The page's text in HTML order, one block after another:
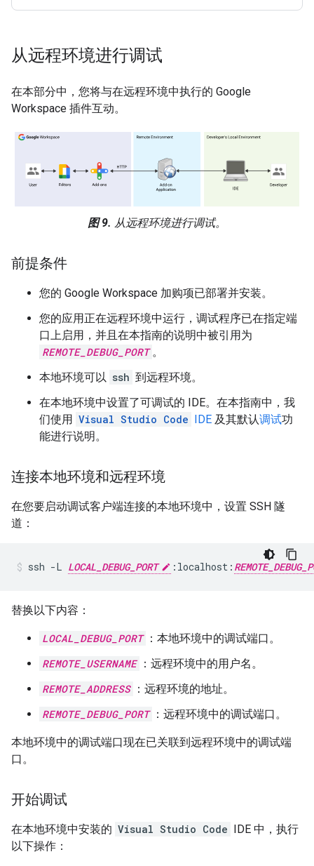
从远程环境进行调试
在本部分中，您将与在远程环境中执行的 Google
Workspace 插件互动。
图 9. 从远程环境进行调试。
前提条件
您的 Google Workspace 加购项已部署并安装。
您的应用正在远程环境中运行，调试程序已在指定端
口上启用，并且在本指南的说明中被引用为
REMOTE_DEBUG_PORT 。
本地环境可以 ssh 到远程环境。
在本地环境中设置了可调试的 IDE。在本指南中，我
们使用 Visual Studio Code IDE 及其默认调试功
能进行说明。
连接本地环境和远程环境
在您要启动调试客户端连接的本地环境中，设置 SSH 隧
道：
ssh -L LOCAL_DEBUG_PORT :localhost:
替换以下内容：
LOCAL_DEBUG_PORT ：本地环境中的调试端口。
REMOTE_USERNAME ：远程环境中的用户名。
REMOTE_ADDRESS ：远程环境的地址。
REMOTE_DEBUG_PORT ：远程环境中的调试端口。
本地环境中的调试端口现在已关联到远程环境中的调试端
口。
开始调试
在本地环境中安装的 Visual Studio Code IDE 中，执行
以下操作：